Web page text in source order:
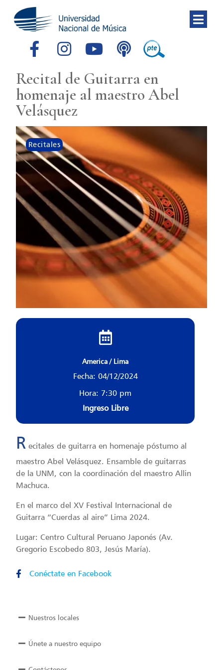
Recital de Guitarra en
homenaje al maestro Abel
Velásquez
Recitales
America / Lima
Fecha: 04/12/2024
Hora: 7:30 pm
Ingreso Libre
R ecitales de guitarra en homenaje póstumo al
maestro Abel Velásquez. Ensamble de guitarras
de la UNM, con la coordinación del maestro Allin
Machuca.
En el marco del XV Festival Internacional de
Guitarra “Cuerdas al aire” Lima 2024.
Lugar: Centro Cultural Peruano Japonés (Av.
Gregorio Escobedo 803, Jesús María).
Conéctate en Facebook
Nuestros locales
Únete a nuestro equipo